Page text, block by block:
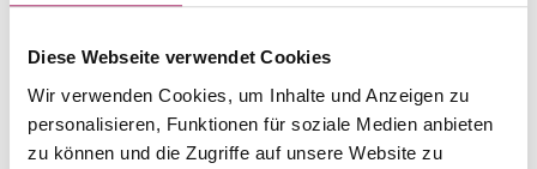
Diese Webseite verwendet Cookies
Wir verwenden Cookies, um Inhalte und Anzeigen zu
personalisieren, Funktionen für soziale Medien anbieten
zu können und die Zugriffe auf unsere Website zu
aus der Kollektion.